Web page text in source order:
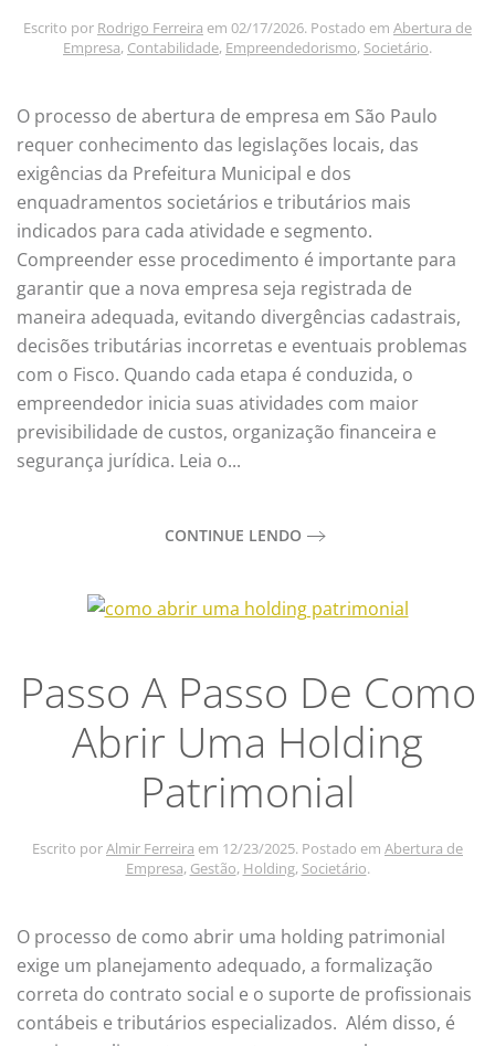
Escrito por Rodrigo Ferreira em 02/17/2026. Postado em Abertura de
Empresa, Contabilidade, Empreendedorismo, Societário.
O processo de abertura de empresa em São Paulo
requer conhecimento das legislações locais, das
exigências da Prefeitura Municipal e dos
enquadramentos societários e tributários mais
indicados para cada atividade e segmento.
Compreender esse procedimento é importante para
garantir que a nova empresa seja registrada de
maneira adequada, evitando divergências cadastrais,
decisões tributárias incorretas e eventuais problemas
com o Fisco. Quando cada etapa é conduzida, o
empreendedor inicia suas atividades com maior
previsibilidade de custos, organização financeira e
segurança jurídica. Leia o...
CONTINUE LENDO
Passo A Passo De Como
Abrir Uma Holding
Patrimonial
Escrito porAlmir Ferreira em 12/23/2025. Postado em Abertura de
Empresa, Gestão, Holding, Societário.
O processo de como abrir uma holding patrimonial
exige um planejamento adequado, a formalização
correta do contrato social e o suporte de profissionais
contábeis e tributários especializados. Além disso, é